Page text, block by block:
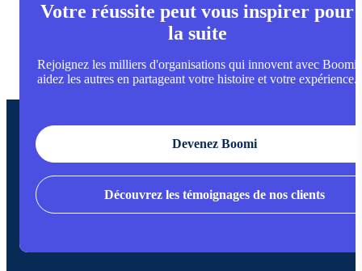
Votre réussite peut vous inspirer pour
la suite
Rejoignez les milliers d'organisations qui innovent avec Boomi
aidez les autres en partageant votre histoire et votre expérience.
Devenez Boomi
Découvrez les témoignages de nos clients